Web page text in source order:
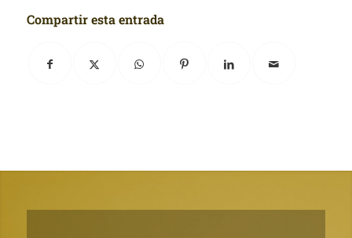
Compartir esta entrada